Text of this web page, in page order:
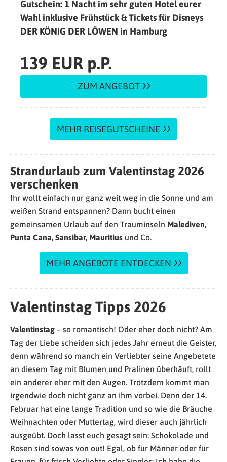
Gutschein: 1 Nacht im sehr guten Hotel eurer
Wahl inklusive Frühstück & Tickets für Disneys
DER KÖNIG DER LÖWEN in Hamburg
139 EUR p.P.
ZUM ANGEBOT
MEHR REISEGUTSCHEINE
Strandurlaub zum Valentinstag 2026
verschenken
Ihr wollt einfach nur ganz weit weg in die Sonne und am
weißen Strand entspannen? Dann bucht einen
gemeinsamen Urlaub auf den Trauminseln Malediven,
Punta Cana, Sansibar, Mauritius und Co.
MEHR ANGEBOTE ENTDECKEN
Valentinstag Tipps 2026
Valentinstag – so romantisch! Oder eher doch nicht? Am
Tag der Liebe scheiden sich jedes Jahr erneut die Geister,
denn während so manch ein Verliebter seine Angebetete
an diesem Tag mit Blumen und Pralinen überhäuft, rollt
ein anderer eher mit den Augen. Trotzdem kommt man
irgendwie doch nicht ganz an ihm vorbei. Denn der 14.
Februar hat eine lange Tradition und so wie die Bräuche
Weihnachten oder Muttertag, wird dieser auch jährlich
ausgeübt. Doch lasst euch gesagt sein: Schokolade und
Rosen sind sowas von out! Egal, ob für Männer oder für